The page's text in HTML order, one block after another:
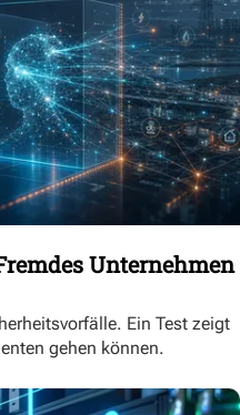
Unternehmen
Ein Test zeigt
gehen können.